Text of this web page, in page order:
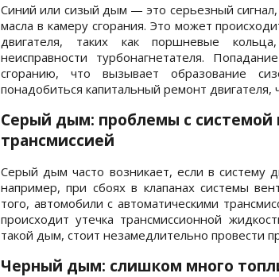
Синий или сизый дым — это серьезный
масла в камеру сгорания. Это может
двигателя, таких как поршневые
неисправности турбонагнетателя.
сгоранию, что вызывает образование
понадобиться капитальный ремонт
Серый дым: проблемы с системой
трансмиссией
Серый дым часто возникает, если в систему
например, при сбоях в клапанах системы
того, автомобили с автоматическими
происходит утечка трансмиссионной
такой дым, стоит незамедлительно провести
Черный дым: слишком много